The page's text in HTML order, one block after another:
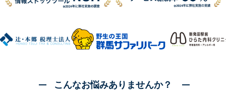
こんなお悩みありませんか？